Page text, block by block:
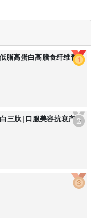
DGI｜低GI配方设计的低脂高蛋白高膳食纤维青稞黑全麦馒头/低GI主食解决方案
艾美科生物，鱼胶原蛋白三肽|口服美容抗衰产品解决方案